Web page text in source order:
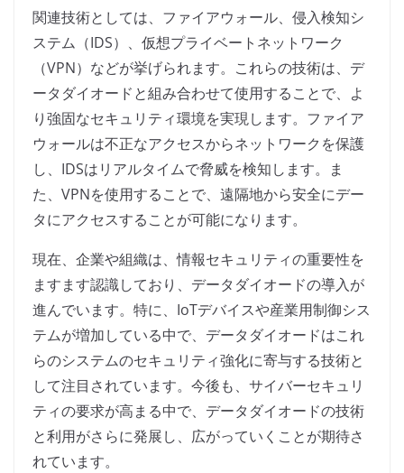
関連技術としては、ファイアウォール、侵入検知シ
ステム（IDS）、仮想プライベートネットワーク
（VPN）などが挙げられます。これらの技術は、デ
ータダイオードと組み合わせて使用することで、よ
り強固なセキュリティ環境を実現します。ファイア
ウォールは不正なアクセスからネットワークを保護
し、IDSはリアルタイムで脅威を検知します。ま
た、VPNを使用することで、遠隔地から安全にデー
タにアクセスすることが可能になります。
現在、企業や組織は、情報セキュリティの重要性を
ますます認識しており、データダイオードの導入が
進んでいます。特に、IoTデバイスや産業用制御シス
テムが増加している中で、データダイオードはこれ
らのシステムのセキュリティ強化に寄与する技術と
して注目されています。今後も、サイバーセキュリ
ティの要求が高まる中で、データダイオードの技術
と利用がさらに発展し、広がっていくことが期待さ
れています。